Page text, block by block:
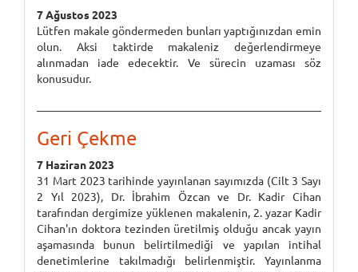
7 Ağustos 2023
Lütfen makale göndermeden bunları yaptığınızdan emin
olun. Aksi taktirde makaleniz değerlendirmeye
alınmadan iade edecektir. Ve sürecin uzaması söz
konusudur.
Geri Çekme
7 Haziran 2023
31 Mart 2023 tarihinde yayınlanan sayımızda (Cilt 3 Sayı
2 Yıl 2023), Dr. İbrahim Özcan ve Dr. Kadir Cihan
tarafından dergimize yüklenen makalenin, 2. yazar Kadir
Cihan'ın doktora tezinden üretilmiş olduğu ancak yayın
aşamasında bunun belirtilmediği ve yapılan intihal
denetimlerine takılmadığı belirlenmiştir. Yayınlanma